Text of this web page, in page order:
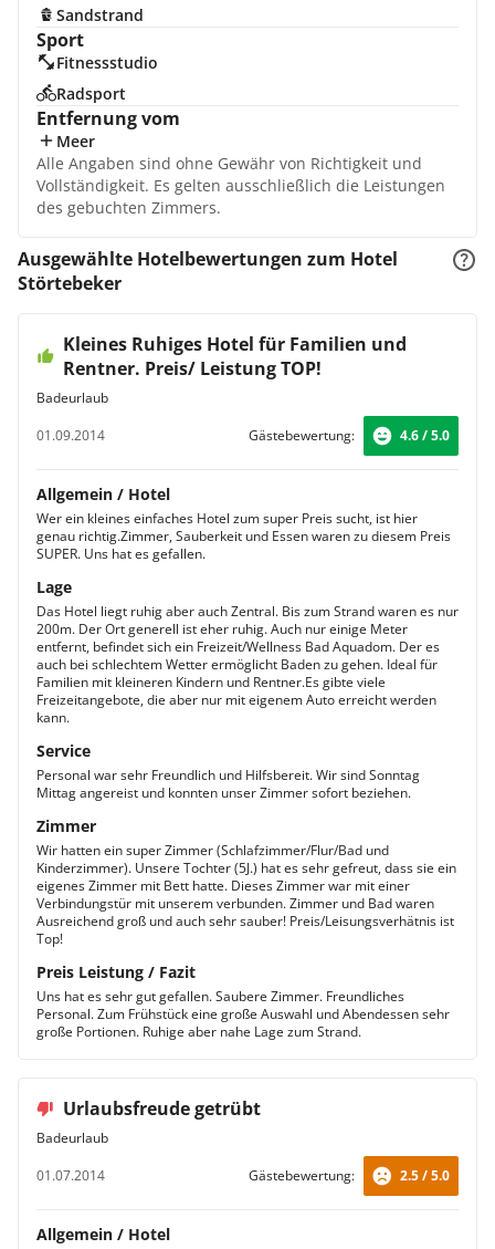
Sandstrand
Sport
Fitnessstudio
Radsport
Entfernung vom
Meer
Alle Angaben sind ohne Gewähr von Richtigkeit und
Vollständigkeit. Es gelten ausschließlich die Leistungen
des gebuchten Zimmers.
Ausgewählte Hotelbewertungen zum Hotel
Störtebeker
Kleines Ruhiges Hotel für Familien und
Rentner. Preis/ Leistung TOP!
Badeurlaub
01.09.2014
Gästebewertung: 4.6 / 5.0
Allgemein / Hotel
Wer ein kleines einfaches Hotel zum super Preis sucht, ist hier
genau richtig.Zimmer, Sauberkeit und Essen waren zu diesem Preis
SUPER. Uns hat es gefallen.
Lage
Das Hotel liegt ruhig aber auch Zentral. Bis zum Strand waren es nur
200m. Der Ort generell ist eher ruhig. Auch nur einige Meter
entfernt, befindet sich ein Freizeit/Wellness Bad Aquadom. Der es
auch bei schlechtem Wetter ermöglicht Baden zu gehen. Ideal für
Familien mit kleineren Kindern und Rentner.Es gibte viele
Freizeitangebote, die aber nur mit eigenem Auto erreicht werden
kann.
Service
Personal war sehr Freundlich und Hilfsbereit. Wir sind Sonntag
Mittag angereist und konnten unser Zimmer sofort beziehen.
Zimmer
Wir hatten ein super Zimmer (Schlafzimmer/Flur/Bad und
Kinderzimmer). Unsere Tochter (5J.) hat es sehr gefreut, dass sie ein
eigenes Zimmer mit Bett hatte. Dieses Zimmer war mit einer
Verbindungstür mit unserem verbunden. Zimmer und Bad waren
Ausreichend groß und auch sehr sauber! Preis/Leisungsverhätnis ist
Top!
Preis Leistung / Fazit
Uns hat es sehr gut gefallen. Saubere Zimmer. Freundliches
Personal. Zum Frühstück eine große Auswahl und Abendessen sehr
große Portionen. Ruhige aber nahe Lage zum Strand.
Urlaubsfreude getrübt
Badeurlaub
01.07.2014
Gästebewertung: 2.5 / 5.0
Allgemein / Hotel